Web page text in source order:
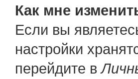
Как мне
Если вы
настройки
перейдите в